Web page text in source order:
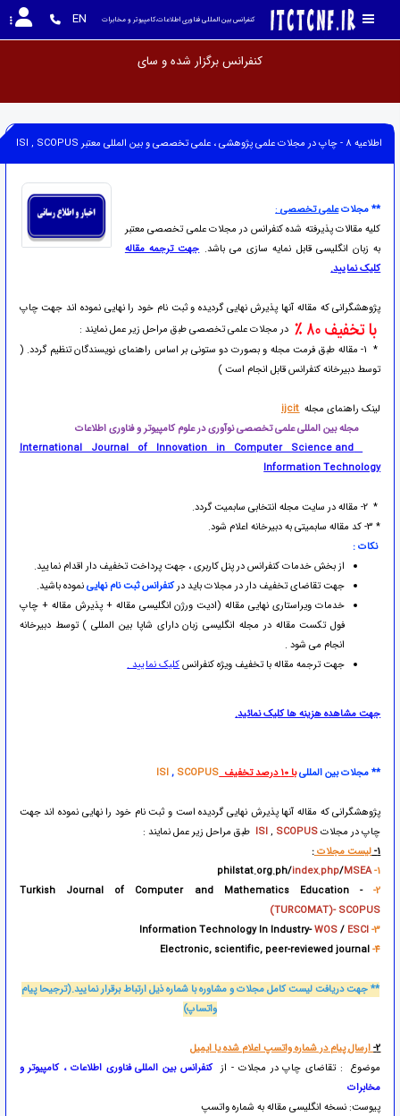
کنفرانس بین المللی فناوری اطلاعات،کامپیوتر و مخابرات EN
کنفرانس برگ
اطلاعیه 8 - چاپ در مجلات علمی پژوهشی ، علمی تخصصی و بین المللی معتبر ISI , SCOPUS
**مجلاتعلمی تخصصی:
کلیه مقالات پذیرفته شده کنفرانس در مجلات علمی تخصصی معتبر
به زبان انگلیسی قابل نمایه سازی می باشد.جهت ترجمه مقاله
کلیک نمایید.
پژوهشگرانی که مقاله آنها پذیرش نهایی گردیده و ثبت نام خود را نهایی نموده اند جهت چاپ
در مجلات علمی تخصصی طبق مراحل زیر عمل نمایند :
* 1- مقاله طبق فرمت مجله و بصورت دو ستونی بر اساس راهنمای نویسندگان تنظیم گردد. (
توسط دبیرخانه کنفرانس قابل انجام است )
لینک راهنمای مجلهijcit
مجله بین المللی علمی تخصصی نوآوری در علوم کامپیوتر و فناوری اطلاعات
International Journal of Innovation in Computer Science and
Information Technology
* 2- مقاله در سایت مجله انتخابی سابمیت گردد.
* 3- کد مقاله سابمیتی به دبیرخانه اعلام شود.
نکات:
از بخش خدمات کنفرانس در پنل کاربری ، جهت پرداخت تخفیف دار اقدام نمایید.
جهت تقاضای تخفیف دار در مجلات باید درکنفرانس ثبت نام نهایینموده باشید.
خدمات ویراستاری نهایی مقاله (ادیت ورژن انگلیسی مقاله + پذیرش مقاله + چاپ
فول تکست مقاله در مجله انگلیسی زبان دارای شاپا بین المللی ) توسط دبیرخانه
انجام می شود .
جهت ترجمه مقاله با تخفیف ویژه کنفرانسکلیک نمایید .
جهت مشاهده هزینه ها کلیک نمائید.
** مجلات بین المللیبا 10 درصد تخفیف ISI, SCOPUS
پژوهشگرانی که مقاله آنها پذیرش نهایی گردیده است و ثبت نام خود را نهایی نموده اند جهت
چاپ در مجلات
ISI, SCOPUS
طبق مراحل زیر عمل نمایند :
1- لیست مجلات:
1-
philstat.org.ph/index.php/MSEA
2-
Turkish Journal of Computer and Mathematics Education-
(TURCOMAT)- SCOPUS
3-
Information Technology In Industry-
WOS/ ESCI
4-
Electronic, scientific, peer-reviewed journal
** جهت دریافت لیست کامل مجلات و مشاوره با شماره ذیل ارتباط برقرار نمایید.(ترجیحا پیام
واتساپ)
2-ارسال پیام در شماره واتسپ اعلام شده یا ایمیل
موضوع : تقاضای چاپ در مجلات - از کنفرانس بین المللی فناوری اطلاعات ، کامپیوتر و
مخابرات
پیوست: نسخه انگلیسی مقاله به شماره واتسپ